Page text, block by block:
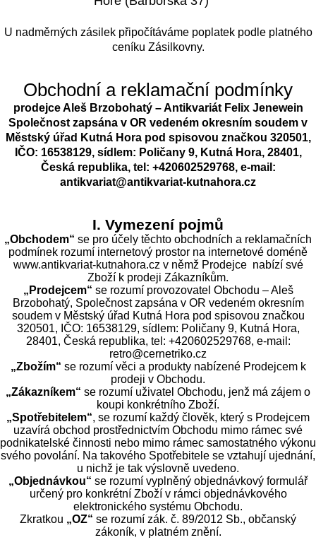
U nadměrných zásilek připočítáváme poplatek podle platného
ceníku Zásilkovny.
Obchodní a reklamační podmínky
prodejce Aleš Brzobohatý – Antikvariát Felix Jenewein
Společnost zapsána v OR vedeném okresním soudem v
Městský úřad Kutná Hora pod spisovou značkou 320501,
IČO: 16538129, sídlem: Poličany 9, Kutná Hora, 28401,
Česká republika, tel: +420602529768, e-mail:
antikvariat@antikvariat-kutnahora.cz
I. Vymezení pojmů
„Obchodem“ se pro účely těchto obchodních a reklamačních
podmínek rozumí internetový prostor na internetové doméně
www.antikvariat-kutnahora.cz v němž Prodejce nabízí své
Zboží k prodeji Zákazníkům.
„Prodejcem“ se rozumí provozovatel Obchodu – Aleš
Brzobohatý, Společnost zapsána v OR vedeném okresním
soudem v Městský úřad Kutná Hora pod spisovou značkou
320501, IČO: 16538129, sídlem: Poličany 9, Kutná Hora,
28401, Česká republika, tel: +420602529768, e-mail:
retro@cernetriko.cz
„Zbožím“ se rozumí věci a produkty nabízené Prodejcem k
prodeji v Obchodu.
„Zákazníkem“ se rozumí uživatel Obchodu, jenž má zájem o
koupi konkrétního Zboží.
„Spotřebitelem“, se rozumí každý člověk, který s Prodejcem
uzavírá obchod prostřednictvím Obchodu mimo rámec své
podnikatelské činnosti nebo mimo rámec samostatného výkonu
svého povolání. Na takového Spotřebitele se vztahují ujednání,
u nichž je tak výslovně uvedeno.
„Objednávkou“ se rozumí vyplněný objednávkový formulář
určený pro konkrétní Zboží v rámci objednávkového
elektronického systému Obchodu.
Zkratkou „OZ“ se rozumí zák. č. 89/2012 Sb., občanský
zákoník, v platném znění.